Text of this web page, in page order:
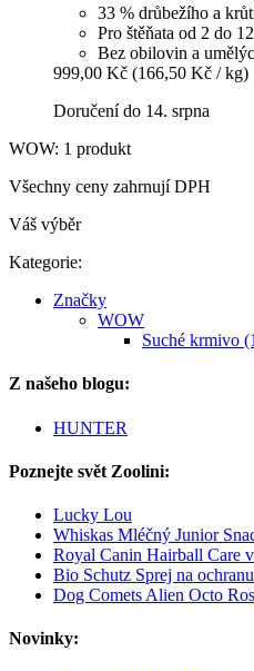
33 % drůbežího a
Pro štěňata od 2 do
Bez obilovin a
999,00 Kč (166,50 Kč / kg)
Doručení do 14. srpna
WOW: 1 produkt
Všechny ceny zahrnují DPH
Váš výběr
Kategorie:
Značky
WOW
Suché krmivo
Z našeho blogu:
HUNTER
Poznejte svět Zoolini:
Lucky Lou
Whiskas Mléčný Junior
Royal Canin Hairball Care
Bio Schutz Sprej na
Dog Comets Alien Octo
Novinky: